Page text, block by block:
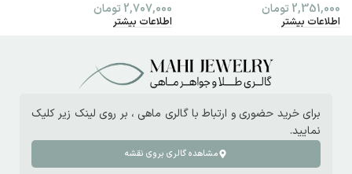
2,351,000 تومان
اطلاعات بیشتر
2,707,000 تومان
اطلاعات بیشتر
برای خرید حضوری و ارتباط با گالری ماهی ، بر روی لینک زیر کلیک
نمایید.
مشاهده گالری بروی نقشه